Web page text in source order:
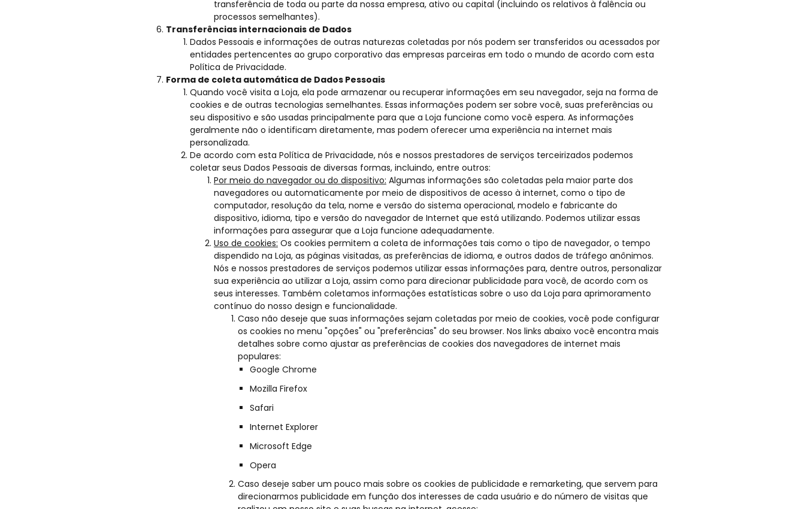
transferência de toda ou parte da nossa empresa, ativo ou capital (incluindo os relativos à falência ou
processos semelhantes).
Transferências internacionais de Dados
Dados Pessoais e informações de outras naturezas coletadas por nós podem ser transferidos ou acessados por
entidades pertencentes ao grupo corporativo das empresas parceiras em todo o mundo de acordo com esta
Política de Privacidade.
Forma de coleta automática de Dados Pessoais
Quando você visita a Loja, ela pode armazenar ou recuperar informações em seu navegador, seja na forma de
cookies e de outras tecnologias semelhantes. Essas informações podem ser sobre você, suas preferências ou
seu dispositivo e são usadas principalmente para que a Loja funcione como você espera. As informações
geralmente não o identificam diretamente, mas podem oferecer uma experiência na internet mais
personalizada.
De acordo com esta Política de Privacidade, nós e nossos prestadores de serviços terceirizados podemos
coletar seus Dados Pessoais de diversas formas, incluindo, entre outros:
Por meio do navegador ou do dispositivo: Algumas informações são coletadas pela maior parte dos
navegadores ou automaticamente por meio de dispositivos de acesso à internet, como o tipo de
computador, resolução da tela, nome e versão do sistema operacional, modelo e fabricante do
dispositivo, idioma, tipo e versão do navegador de Internet que está utilizando. Podemos utilizar essas
informações para assegurar que a Loja funcione adequadamente.
Uso de cookies: Os cookies permitem a coleta de informações tais como o tipo de navegador, o tempo
dispendido na Loja, as páginas visitadas, as preferências de idioma, e outros dados de tráfego anônimos.
Nós e nossos prestadores de serviços podemos utilizar essas informações para, dentre outros, personalizar
sua experiência ao utilizar a Loja, assim como para direcionar publicidade para você, de acordo com os
seus interesses. Também coletamos informações estatísticas sobre o uso da Loja para aprimoramento
contínuo do nosso design e funcionalidade.
Caso não deseje que suas informações sejam coletadas por meio de cookies, você pode configurar
os cookies no menu "opções" ou "preferências" do seu browser. Nos links abaixo você encontra mais
detalhes sobre como ajustar as preferências de cookies dos navegadores de internet mais
populares:
Google Chrome
Mozilla Firefox
Safari
Internet Explorer
Microsoft Edge
Opera
Caso deseje saber um pouco mais sobre os cookies de publicidade e remarketing, que servem para
direcionarmos publicidade em função dos interesses de cada usuário e do número de visitas que